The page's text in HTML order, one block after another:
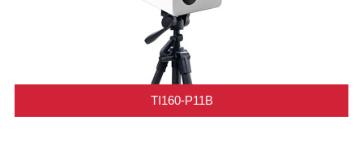
TI160-P11B